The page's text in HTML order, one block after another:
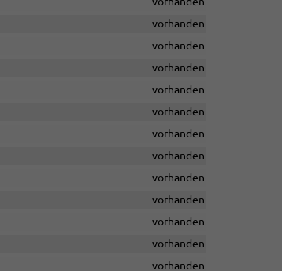
vorhanden
vorhanden
vorhanden
vorhanden
vorhanden
vorhanden
vorhanden
vorhanden
vorhanden
vorhanden
vorhanden
vorhanden